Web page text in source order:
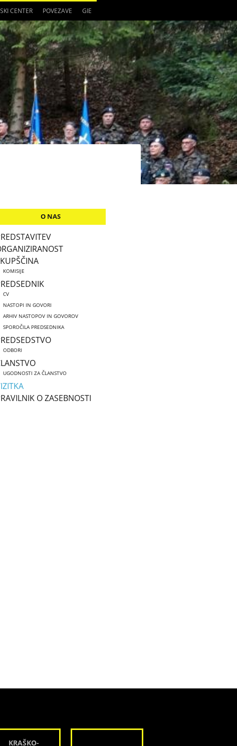
CENTER POVEZAVE GIE
O NAS
KOMISIJE
CV
NASTOPI IN GOVORI
ARHIV NASTOPOV IN GOVOROV
SPOROČILA PREDSEDNIKA
ODBORI
UGODNOSTI ZA ČLANSTVO
O ZASEBNOSTI
KRAŠKO-